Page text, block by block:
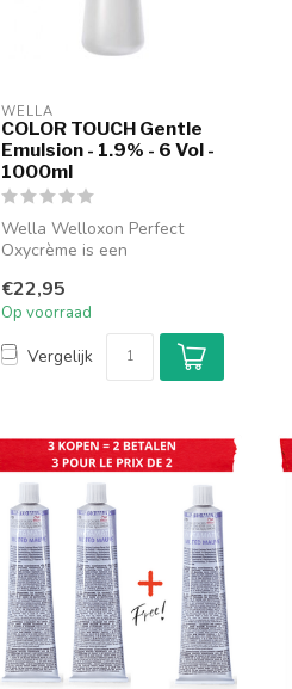
WELLA
COLOR TOUCH Gentle
Emulsion - 1.9% - 6 Vol -
1000ml
Wella Welloxon Perfect
Oxycrème is een
waterstofperoxide-
ontwikkel...
€22,95
Op voorraad
Vergelijk